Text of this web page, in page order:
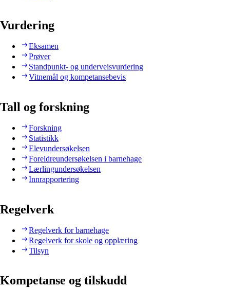
Vurdering
Eksamen
Prøver
Standpunkt- og underveisvurdering
Vitnemål og kompetansebevis
Tall og forskning
Forskning
Statistikk
Elevundersøkelsen
Foreldreundersøkelsen i barnehage
Lærlingundersøkelsen
Innrapportering
Regelverk
Regelverk for barnehage
Regelverk for skole og opplæring
Tilsyn
Kompetanse og tilskudd